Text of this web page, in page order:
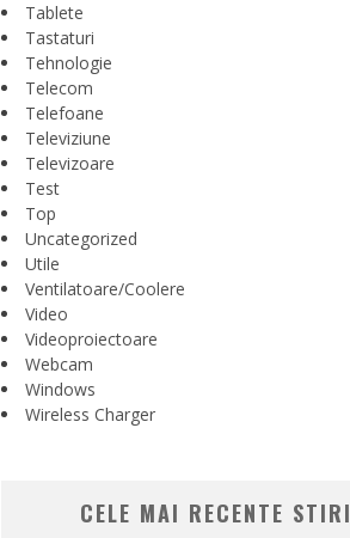
Tablete
Tastaturi
Tehnologie
Telecom
Telefoane
Televiziune
Televizoare
Test
Top
Uncategorized
Utile
Ventilatoare/Coolere
Video
Videoproiectoare
Webcam
Windows
Wireless Charger
CELE MAI RECENTE STIRI